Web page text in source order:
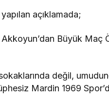
açıklamada;
Büyük Maç
değil,
Mardin 1969